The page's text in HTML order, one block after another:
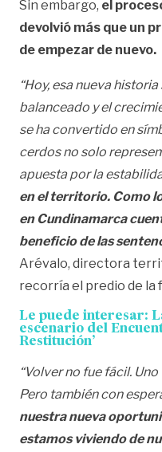
Sin embargo, el
devolvió más que un
de empezar de nuevo.
“Hoy, esa nueva
balanceado y el
se ha convertido en
cerdos no solo
apuesta por la
en el territorio. Como
en Cundinamarca
beneficio de las
Arévalo, directora
recorría el predio de la
Le puede interesar:
escenario del
Restitución’
“Volver no fue fácil.
Pero también con
nuestra nueva
estamos viviendo de